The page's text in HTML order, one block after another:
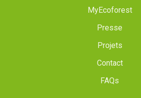
MyEcoforest
Presse
Projets
Contact
FAQs